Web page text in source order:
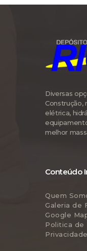
Diversas
Construção,
elétrica,
melhor
Conteúdo
Quem
Galeria de
Google
Politica de
Privacidade